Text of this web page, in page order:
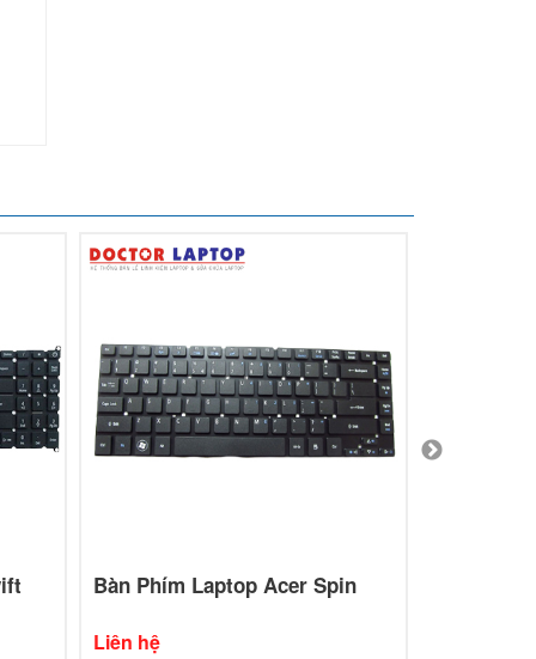
Bàn Phím Laptop Acer Spin
Liên hệ